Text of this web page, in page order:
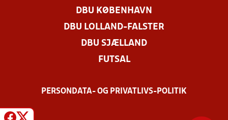
DBU KØBENHAVN
DBU LOLLAND-FALSTER
DBU SJÆLLAND
FUTSAL
PERSONDATA- OG PRIVATLIVS-POLITIK